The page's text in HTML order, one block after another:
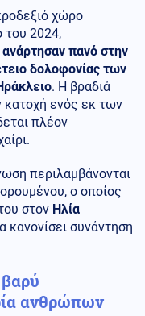
χώρο
του 2024,
πανό στην
δολοφονίας των
. Η βραδιά
ενός εκ των
πλέον
περιλαμβάνονται
ο οποίος
στον Ηλία
κανονίσει συνάντηση
ανθρώπων